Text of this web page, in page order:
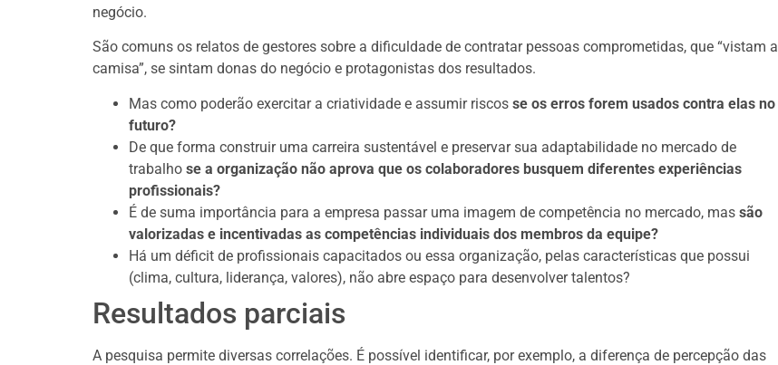
negócio.
São comuns os relatos de gestores sobre a dificuldade de contratar pessoas comprometidas, que “vistam a
camisa”, se sintam donas do negócio e protagonistas dos resultados.
Mas como poderão exercitar a criatividade e assumir riscos se os erros forem usados contra elas no
futuro?
De que forma construir uma carreira sustentável e preservar sua adaptabilidade no mercado de
trabalho se a organização não aprova que os colaboradores busquem diferentes experiências
profissionais?
É de suma importância para a empresa passar uma imagem de competência no mercado, mas são
valorizadas e incentivadas as competências individuais dos membros da equipe?
Há um déficit de profissionais capacitados ou essa organização, pelas características que possui
(clima, cultura, liderança, valores), não abre espaço para desenvolver talentos?
Resultados parciais
A pesquisa permite diversas correlações. É possível identificar, por exemplo, a diferença de percepção das